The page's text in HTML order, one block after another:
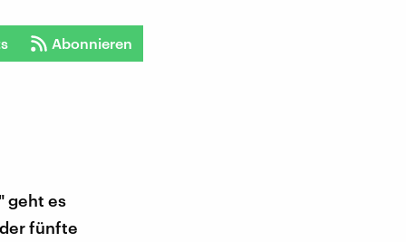
Abonnieren
geht es
fünfte